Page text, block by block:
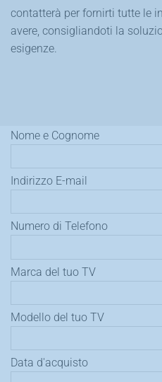
contatterà per fornirti tutte le
avere, consigliandoti la
esigenze.
Nome e Cognome
Indirizzo E-mail
Numero di Telefono
Marca del tuo TV
Modello del tuo TV
Data d'acquisto